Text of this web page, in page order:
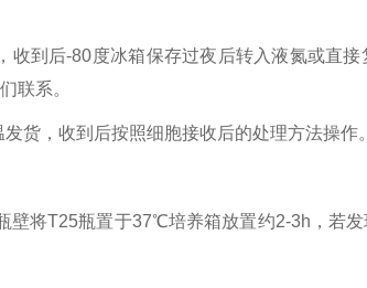
收到后-80度冰箱保存过夜后转入液氮或直
联系。
货，收到后按照细胞接收后的处理方法操作。
壁将T25瓶置于37℃培养箱放置约2-3h，若